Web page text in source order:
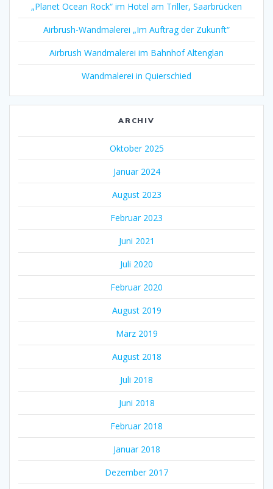
„Planet Ocean Rock“ im Hotel am Triller, Saarbrücken
Airbrush-Wandmalerei „Im Auftrag der Zukunft“
Airbrush Wandmalerei im Bahnhof Altenglan
Wandmalerei in Quierschied
ARCHIV
Oktober 2025
Januar 2024
August 2023
Februar 2023
Juni 2021
Juli 2020
Februar 2020
August 2019
März 2019
August 2018
Juli 2018
Juni 2018
Februar 2018
Januar 2018
Dezember 2017